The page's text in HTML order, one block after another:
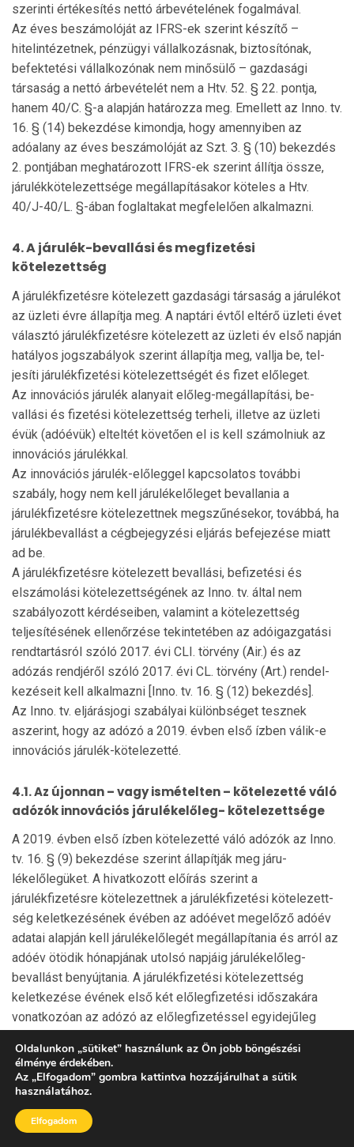
szerinti értékesítés nettó árbevételének fogalmával.
Az éves beszámolóját az IFRS-ek szerint készítő –
hitelintézetnek, pénzügyi vállalkozásnak, biztosítónak,
befektetési vállalkozónak nem minősülő – gazdasági
társaság a net­tó árbevételét nem a Htv. 52. § 22. pontja,
hanem 40/C. §-a alapján határozza meg. Emellett az Inno. tv.
16. § (14) bekezdése kimondja, hogy amennyiben az
adóalany az éves beszámolóját az Szt. 3. § (10) bekezdés
2. pontjában meghatározott IFRS-ek szerint állítja össze,
járulékkötelezettsége megállapításakor köteles a Htv.
40/J-40/L. §-ában foglaltakat megfelelően alkalmazni.
4. A járulék-bevallási és megfizetési
kötelezettség
A járulékfizetésre kötelezett gazdasági társaság a járulékot
az üzleti évre állapítja meg. A naptári évtől eltérő üzleti évet
választó járulékfizetésre kötelezett az üzleti év első napján
hatályos jogszabályok szerint állapítja meg, vallja be, tel­
jesíti járulékfizetési kötelezettségét és fizet előleget.
Az innovációs járulék alanyait előleg-megállapítási, be­
vallási és fizetési kötelezettség terheli, illetve az üzleti
évük (adóévük) elteltét követően el is kell számolniuk az
innovációs járulékkal.
Az innovációs járulék-előleggel kapcsolatos további
szabály, hogy nem kell járulékelőleget bevallania a
járulékfizetésre kötelezettnek megszűnésekor, továbbá, ha
járulékbevallást a cégbejegyzési eljárás befejezése miatt
ad be.
A járulékfizetésre kötelezett bevallási, befizetési és
elszámolási kötelezettségének az Inno. tv. által nem
szabá­lyo­zott kérdéseiben, valamint a kötelezettség
teljesítésének el­lenőrzése tekintetében az adóigazgatási
rendtartás­ról szóló 2017. évi CLI. törvény (Air.) és az
adózás rend­jéről szóló 2017. évi CL. törvény (Art.) rendel­
ke­zéseit kell alkalmazni [Inno. tv. 16. § (12) bekezdés].
Az Inno. tv. eljárásjogi szabályai különbséget tesz­nek
aszerint, hogy az adózó a 2019. évben első ízben válik-e
innovációs járulék-kötelezetté.
4.1. Az újonnan – vagy ismételten – kötelezetté váló
adózók innovációs járulékelőleg- kötelezettsége
A 2019. évben első ízben kötelezetté váló adózók az Inno.
tv. 16. § (9) bekezdése szerint állapítják meg járu­
lékelőlegüket. A hivatkozott előírás szerint a
járulékfizetésre kötelezettnek a járulékfizetési kötelezett­
ség keletkezésének évében az adóévet megelőző adó­év
adatai alapján kell járulékelőlegét megállapítania és arról az
adóév ötödik hónapjának utolsó napjáig járulékelőleg-
bevallást benyújtania. A járulékfizetési kötelezettség
keletkezése évének első két előlegfizetési időszakára
vonatkozóan az adózó az előlegfizetéssel egyidejűleg
összegének időarányos része. Nem lehet járulékelőleget
bevallani arra a negyed­év­re és a negyedév azon naptári
hónapjára, amelyre az adózó már vallott be járulékelőleget.
Az említett előírások nemcsak azokra a gazdasági
társaságokra vonatkoznak, amelyek működésük során
Oldalunkon „sütiket” használunk az Ön jobb böngészési
élménye érdekében.
Az „Elfogadom” gombra kattintva hozzájárulhat a sütik
használatához.
Elfogadom